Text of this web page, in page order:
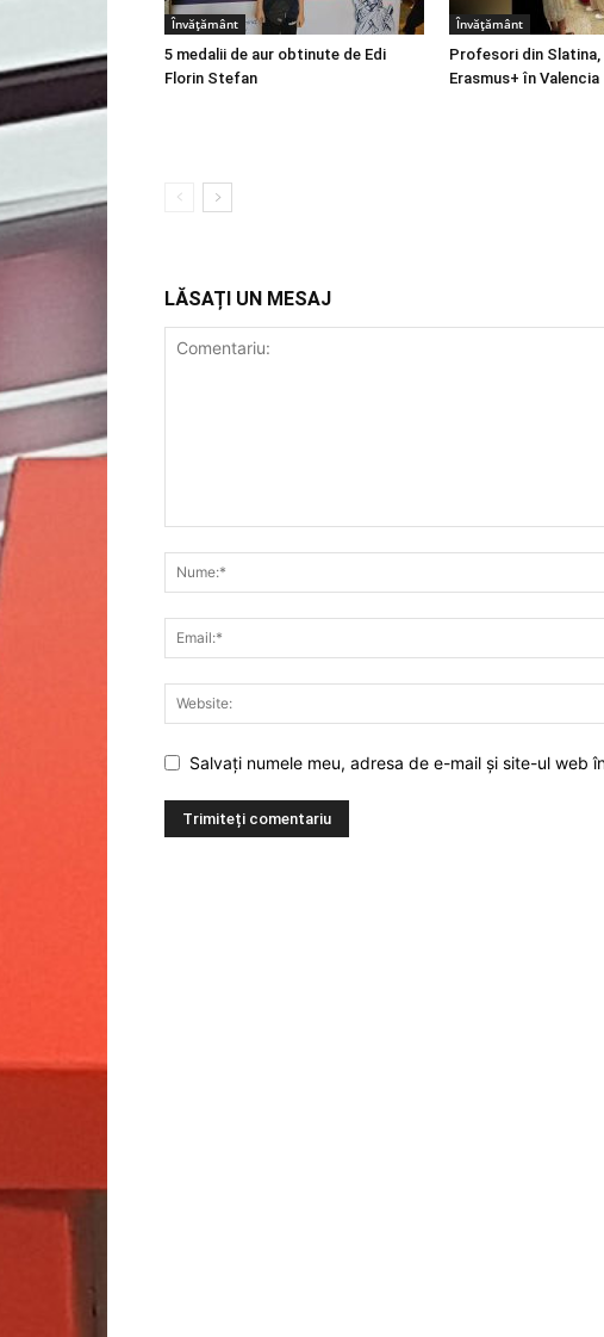
Învățământ
5 medalii de aur obtinute de Edi
Florin Stefan
Învățământ
Profesori din
Erasmus+ în Valencia
LĂSAȚI UN MESAJ
Salvați numele meu, adresa de e-mail și site-ul web